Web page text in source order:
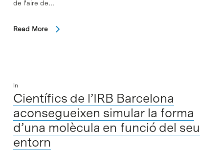
de l'aire de…
Read More
In
Científics de l’IRB Barcelona
aconsegueixen simular la forma
d’una molècula en funció del seu
entorn